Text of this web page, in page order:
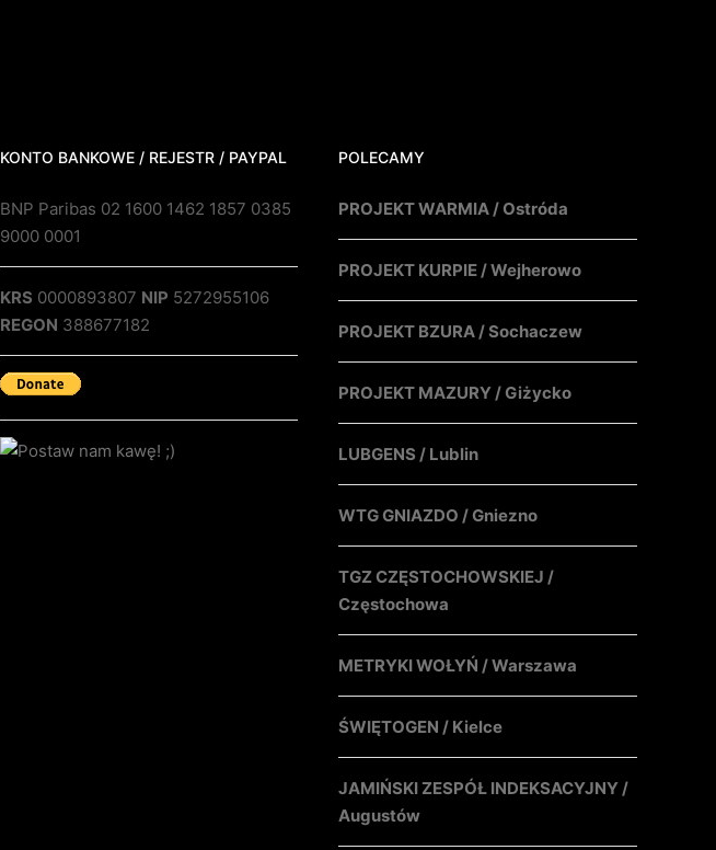
KONTO BANKOWE / REJESTR / PAYPAL
BNP Paribas 02 1600 1462 1857 0385
9000 0001
KRS 0000893807 NIP 5272955106
REGON 388677182
POLECAMY
PROJEKT WARMIA / Ostróda
PROJEKT KURPIE / Wejherowo
PROJEKT BZURA / Sochaczew
PROJEKT MAZURY / Giżycko
LUBGENS / Lublin
WTG GNIAZDO / Gniezno
TGZ CZĘSTOCHOWSKIEJ /
Częstochowa
METRYKI WOŁYŃ / Warszawa
ŚWIĘTOGEN / Kielce
JAMIŃSKI ZESPÓŁ INDEKSACYJNY /
Augustów